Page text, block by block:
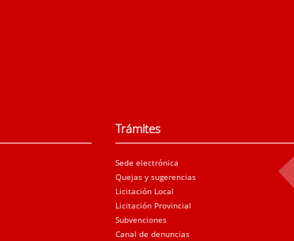
Trámites
Sede electrónica
Quejas y sugerencias
Licitación Local
Licitación Provincial
Subvenciones
Canal de denuncias